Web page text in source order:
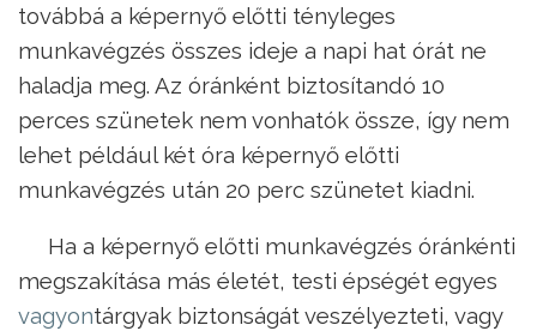
továbbá a képernyő előtti tényleges
munkavégzés összes ideje a napi hat órát ne
haladja meg. Az óránként biztosítandó 10
perces szünetek nem vonhatók össze, így nem
lehet például két óra képernyő előtti
munkavégzés után 20 perc szünetet kiadni.
Ha a képernyő előtti munkavégzés óránkénti
megszakítása más életét, testi épségét egyes
vagyontárgyak biztonságát veszélyezteti, vagy